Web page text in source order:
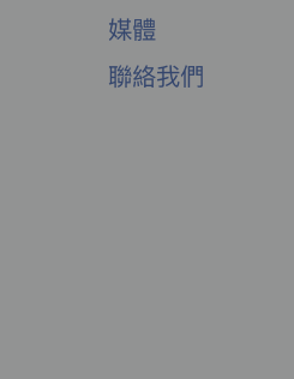
媒體
聯絡我們